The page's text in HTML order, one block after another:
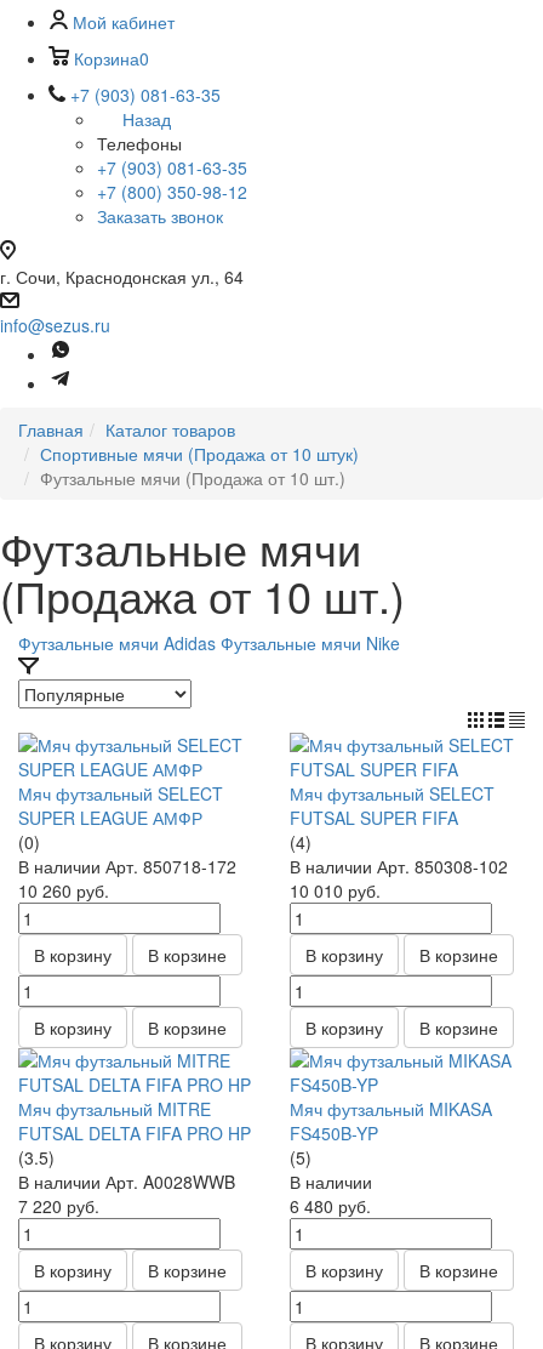
Мой кабинет
Корзина0
+7 (903) 081-63-35
Назад
Телефоны
+7 (903) 081-63-35
+7 (800) 350-98-12
Заказать звонок
г. Сочи, Краснодонская ул., 64
info@sezus.ru
Главная
Каталог товаров
Спортивные мячи (Продажа от 10 штук)
Футзальные мячи (Продажа от 10 шт.)
Футзальные мячи
(Продажа от 10 шт.)
Футзальные мячи Adidas Футзальные мячи Nike
Мяч футзальный SELECT
SUPER LEAGUE АМФР
(0)
В наличии Арт. 850718-172
10 260 руб.
В корзину В корзине
В корзину В корзине
Мяч футзальный SELECT
FUTSAL SUPER FIFA
(4)
В наличии Арт. 850308-102
10 010 руб.
В корзину В корзине
В корзину В корзине
Мяч футзальный MITRE
FUTSAL DELTA FIFA PRO HP
(3.5)
В наличии Арт. A0028WWB
7 220 руб.
В корзину В корзине
В корзину В корзине
Мяч футзальный MIKASA
FS450B-YP
(5)
В наличии
6 480 руб.
В корзину В корзине
В корзину В корзине